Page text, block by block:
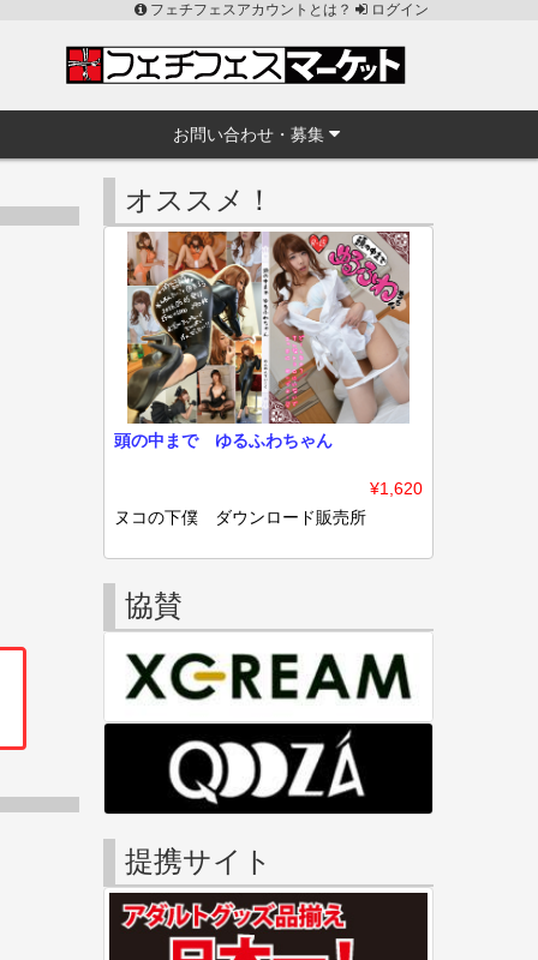
フェチフェスアカウントとは？ ログイン
お問い合わせ・募集
オススメ！
頭の中まで ゆるふわちゃん
¥1,620
ヌコの下僕 ダウンロード販売所
協賛
提携サイト